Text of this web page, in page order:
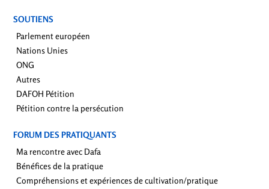
SOUTIENS
Parlement européen
Nations Unies
ONG
Autres
DAFOH Pétition
Pétition contre la persécution
FORUM DES PRATIQUANTS
Ma rencontre avec Dafa
Bénéfices de la pratique
Compréhensions et expériences de cultivation/pratique